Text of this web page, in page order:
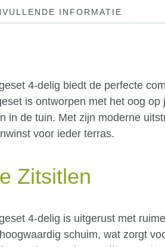
INFORMATIE
4-delig biedt de perfecte
is ontworpen met het oog
in de tuin. Met zijn moderne
voor ieder terras.
Zitsitlen
4-delig is uitgerust met
schuim, wat zorgt